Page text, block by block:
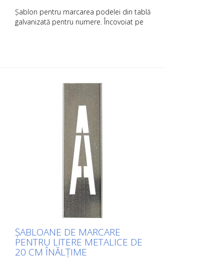
Șablon pentru marcarea podelei din tablă
galvanizată pentru numere. Încovoiat pe
ȘABLOANE DE MARCARE
PENTRU LITERE METALICE DE
20 CM ÎNĂLȚIME